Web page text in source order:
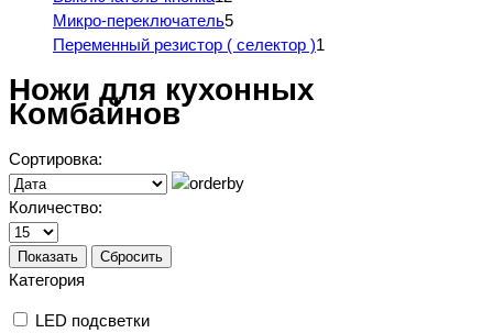
Микро-переключатель5
Переменный резистор ( селектор )1
Ножи для кухонных
Комбайнов
Сортировка:
Количество:
Показать Сбросить
Категория
LED подсветки